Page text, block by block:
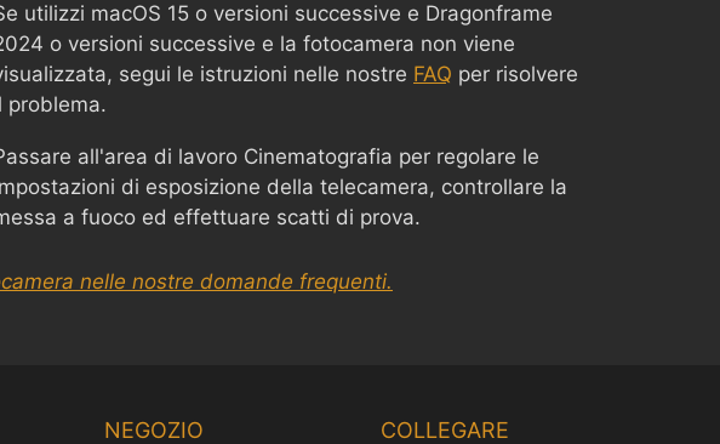
utilizzi macOS 15 o versioni successive e Dragonframe
o versioni successive e la fotocamera non viene
segui le istruzioni nelle nostre FAQ per risolvere
problema.
all'area di lavoro Cinematografia per regolare le
di esposizione della telecamera, controllare la
a fuoco ed effettuare scatti di prova.
nelle nostre domande frequenti.
NEGOZIO COLLEGARE
Korean